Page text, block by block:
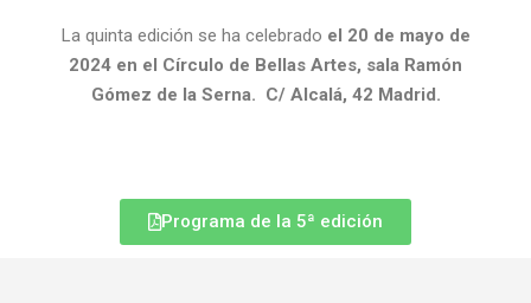
La quinta edición se ha celebrado el 20 de mayo de
2024 en el Círculo de Bellas Artes, sala Ramón
Gómez de la Serna. C/ Alcalá, 42 Madrid.
Programa de la 5ª edición